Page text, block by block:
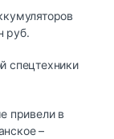
руб.
спецтехники
привели в
–